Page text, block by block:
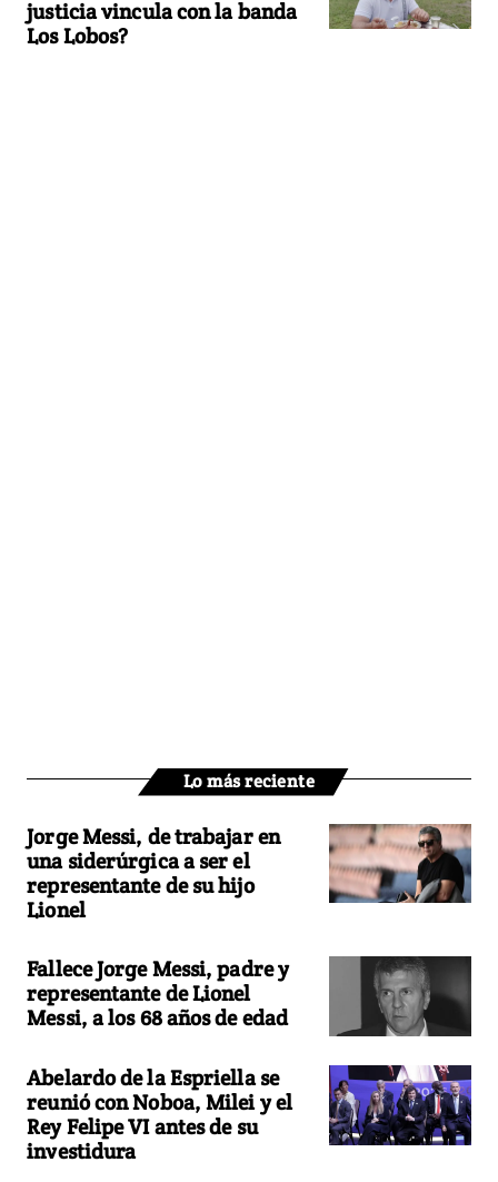
justicia vincula con la banda
Los Lobos?
Lo más reciente
Jorge Messi, de trabajar en
una siderúrgica a ser el
representante de su hijo
Lionel
Fallece Jorge Messi, padre y
representante de Lionel
Messi, a los 68 años de edad
Abelardo de la Espriella se
reunió con Noboa, Milei y el
Rey Felipe VI antes de su
investidura